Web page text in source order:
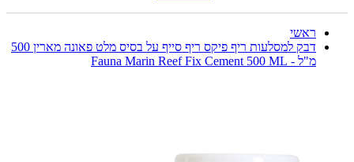
ראשי
דבק למסלעות ריף פיקס ריף סייף על בסיס מלט פאונה מארין 500
מ"ל - Fauna Marin Reef Fix Cement 500 ML